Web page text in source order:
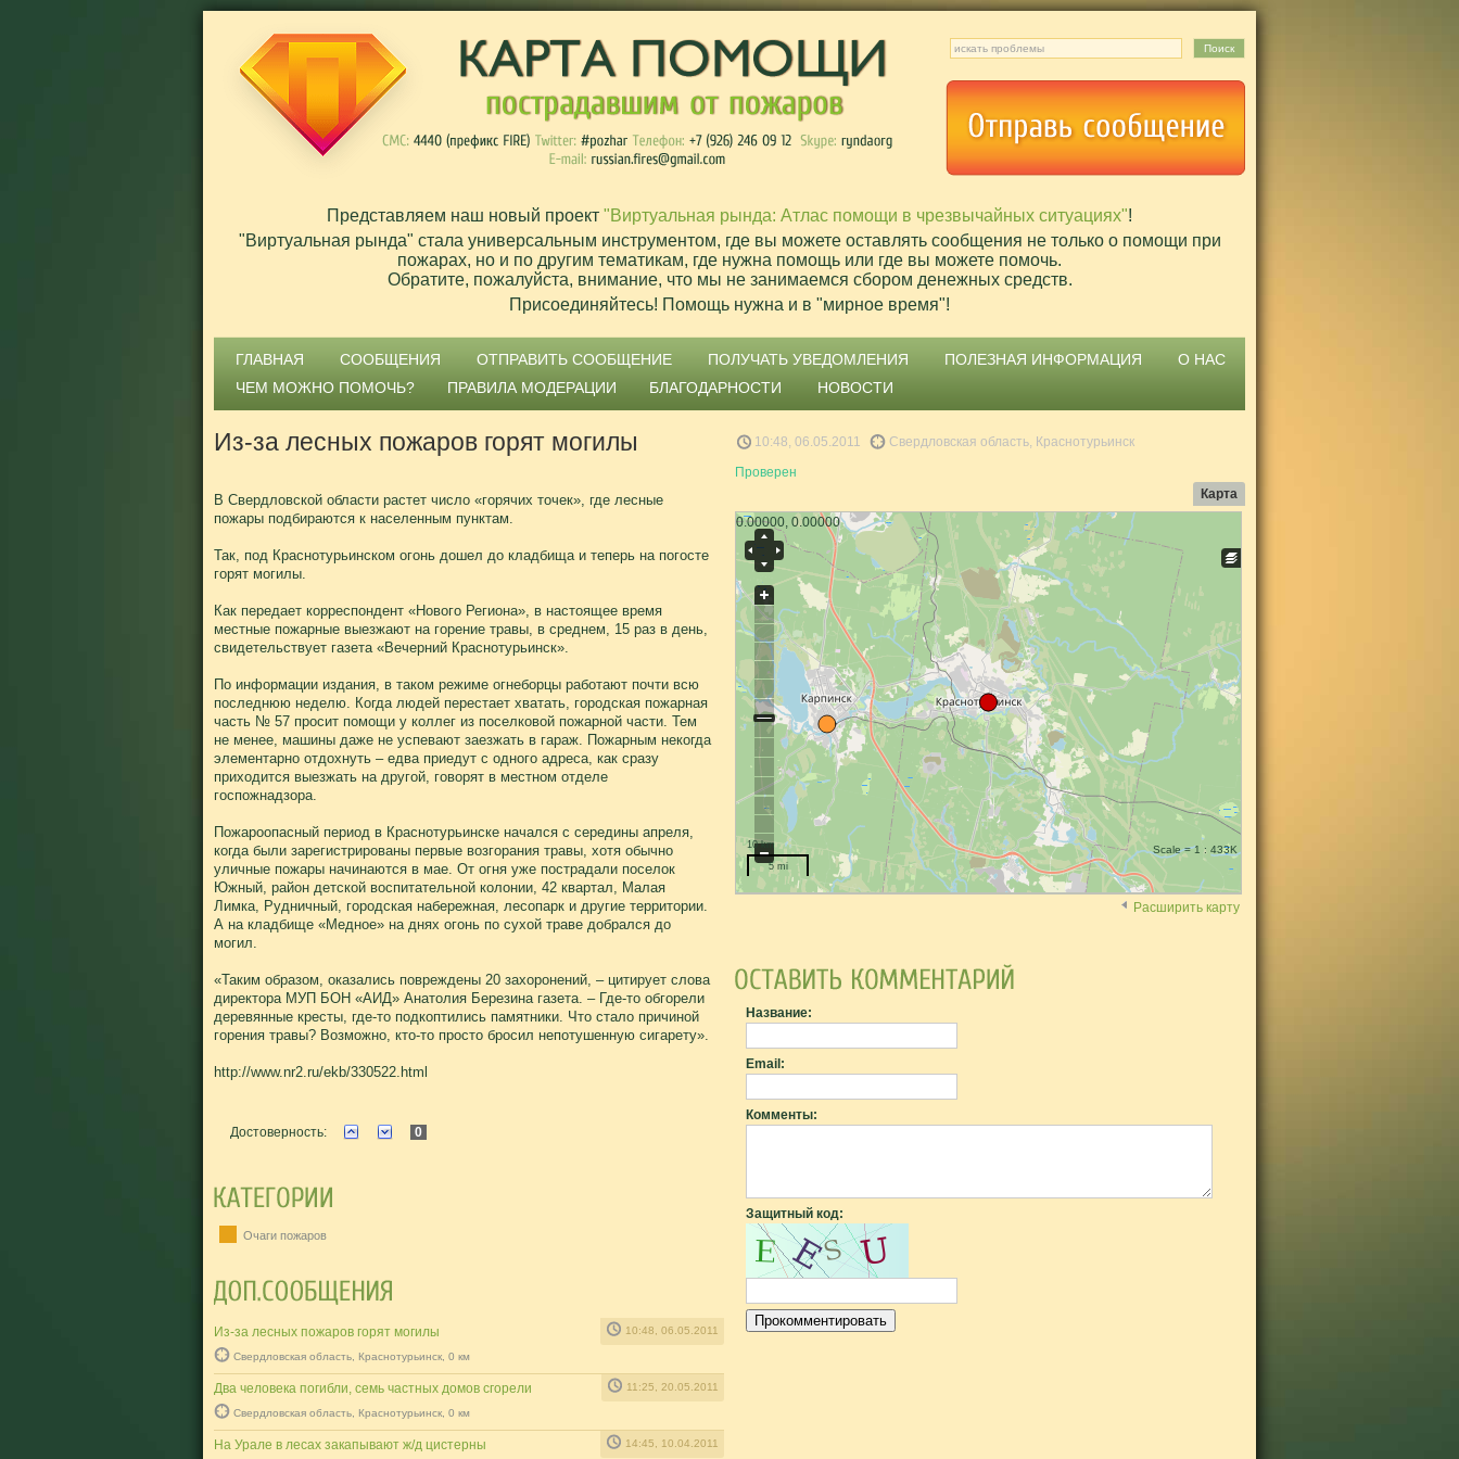
Представляем наш новый проект "Виртуальная рында: Атлас помощи в чрезвычайных ситуациях"!
"Виртуальная рында" стала универсальным инструментом, где вы можете оставлять сообщения не только о помощи при
пожарах, но и по другим тематикам, где нужна помощь или где вы можете помочь.
Обратите, пожалуйста, внимание, что мы не занимаемся сбором денежных средств.
Присоединяйтесь! Помощь нужна и в "мирное время"!
ГЛАВНАЯ СООБЩЕНИЯ ОТПРАВИТЬ СООБЩЕНИЕ ПОЛУЧАТЬ УВЕДОМЛЕНИЯ ПОЛЕЗНАЯ ИНФОРМАЦИЯ
О НАС
ЧЕМ МОЖНО ПОМОЧЬ?
ПРАВИЛА МОДЕРАЦИИ БЛАГОДАРНОСТИ НОВОСТИ
Из-за лесных пожаров горят могилы
В Свердловской области растет число «горячих точек», где лесные
пожары подбираются к населенным пунктам.
Так, под Краснотурьинском огонь дошел до кладбища и теперь на погосте
горят могилы.
Как передает корреспондент «Нового Региона», в настоящее время
местные пожарные выезжают на горение травы, в среднем, 15 раз в день,
свидетельствует газета «Вечерний Краснотурьинск».
По информации издания, в таком режиме огнеборцы работают почти всю
последнюю неделю. Когда людей перестает хватать, городская пожарная
часть № 57 просит помощи у коллег из поселковой пожарной части. Тем
не менее, машины даже не успевают заезжать в гараж. Пожарным некогда
элементарно отдохнуть – едва приедут с одного адреса, как сразу
приходится выезжать на другой, говорят в местном отделе
госпожнадзора.
Пожароопасный период в Краснотурьинске начался с середины апреля,
когда были зарегистрированы первые возгорания травы, хотя обычно
уличные пожары начинаются в мае. От огня уже пострадали поселок
Южный, район детской воспитательной колонии, 42 квартал, Малая
Лимка, Рудничный, городская набережная, лесопарк и другие территории.
А на кладбище «Медное» на днях огонь по сухой траве добрался до
могил.
«Таким образом, оказались повреждены 20 захоронений, – цитирует слова
директора МУП БОН «АИД» Анатолия Березина газета. – Где-то обгорели
деревянные кресты, где-то подкоптились памятники. Что стало причиной
горения травы? Возможно, кто-то просто бросил непотушенную сигарету».
http://www.nr2.ru/ekb/330522.html
Достоверность: 0
Очаги пожаров
Из-за лесных пожаров горят могилы 10:48, 06.05.2011
Свердловская область, Краснотурьинск, 0 км
Два человека погибли, семь частных домов сгорели 11:25, 20.05.2011
Свердловская область, Краснотурьинск, 0 км
На Урале в лесах закапывают ж/д цистерны 14:45, 10.04.2011
10:48, 06.05.2011
Свердловская область, Краснотурьинск
Проверен
Карта
0.00000, 0.00000
Scale = 1 : 433K
10 km
5 mi
Расширить карту
Название:
Email:
Комменты:
Защитный код: